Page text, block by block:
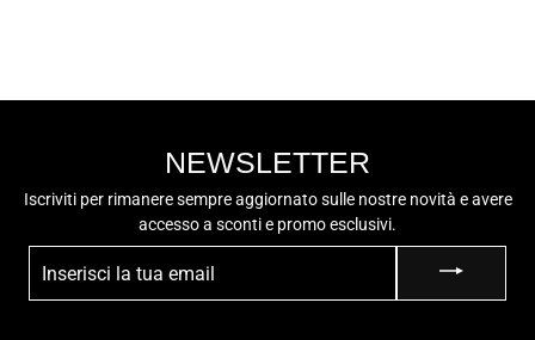
NEWSLETTER
Iscriviti per rimanere sempre aggiornato sulle nostre novità e avere
accesso a sconti e promo esclusivi.